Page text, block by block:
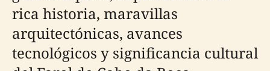
rica historia, maravillas
arquitectónicas, avances
tecnológicos y significancia cultural